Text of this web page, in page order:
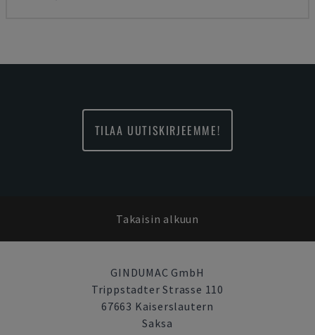
TILAA UUTISKIRJEEMME!
Takaisin alkuun
GINDUMAC GmbH
Trippstadter Strasse 110
67663 Kaiserslautern
Saksa